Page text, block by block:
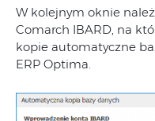
W kolejnym oknie
Comarch IBARD, na
kopie automatyczne
ERP Optima.